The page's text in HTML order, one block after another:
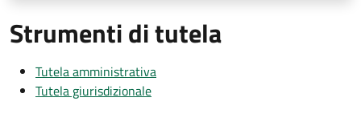
Strumenti di tutela
Tutela amministrativa
Tutela giurisdizionale